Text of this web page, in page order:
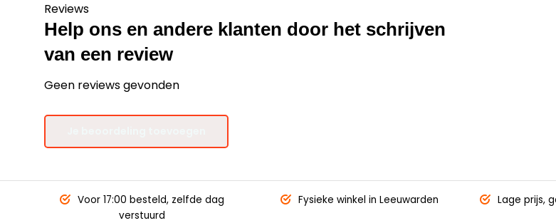
Reviews
Help ons en andere klanten door het schrijven
van een review
Geen reviews gevonden
Voor 17:00 besteld, zelfde dag
verstuurd
Fysieke winkel in Leeuwarden Lage prijs,